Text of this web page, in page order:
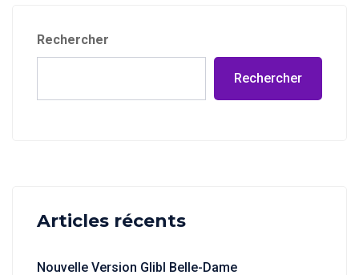
Rechercher
Rechercher
Articles récents
Nouvelle Version Glibl Belle-Dame